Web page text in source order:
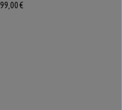
99,00 €